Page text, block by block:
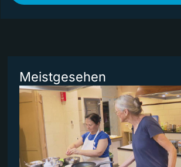
Meistgesehen